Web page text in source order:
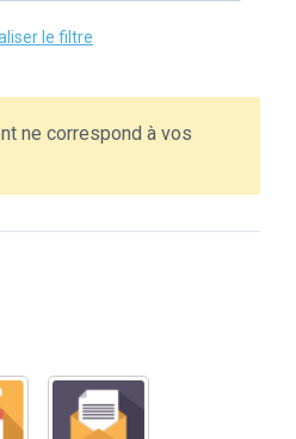
le filtre
ne correspond à vos